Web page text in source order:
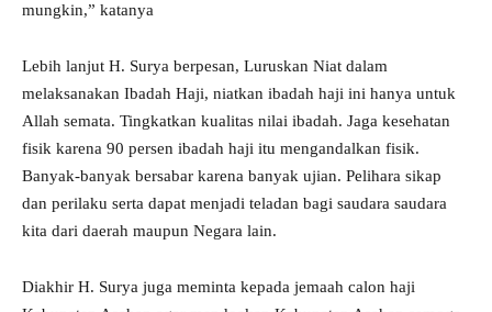
mungkin,” katanya
Lebih lanjut H. Surya berpesan, Luruskan Niat dalam
melaksanakan Ibadah Haji, niatkan ibadah haji ini hanya untuk
Allah semata. Tingkatkan kualitas nilai ibadah. Jaga kesehatan
fisik karena 90 persen ibadah haji itu mengandalkan fisik.
Banyak-banyak bersabar karena banyak ujian. Pelihara sikap
dan perilaku serta dapat menjadi teladan bagi saudara saudara
kita dari daerah maupun Negara lain.
Diakhir H. Surya juga meminta kepada jemaah calon haji